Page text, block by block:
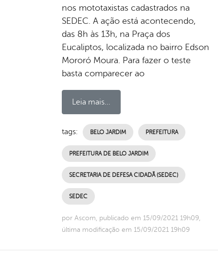
nos mototaxistas cadastrados na
SEDEC. A ação está acontecendo,
das 8h às 13h, na Praça dos
Eucaliptos, localizada no bairro Edson
Mororó Moura. Para fazer o teste
basta comparecer ao
Leia mais...
tags: BELO JARDIM PREFEITURA
PREFEITURA DE BELO JARDIM
SECRETARIA DE DEFESA CIDADÃ (SEDEC)
SEDEC
por Ascom, publicado em 15/09/2021 19h09,
última modificação em 15/09/2021 19h09